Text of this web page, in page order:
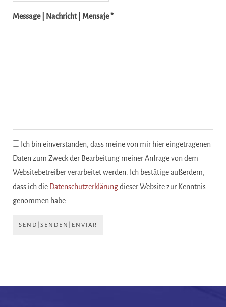
Message | Nachricht | Mensaje *
Ich bin einverstanden, dass meine von mir hier eingetragenen
Daten zum Zweck der Bearbeitung meiner Anfrage von dem
Websitebetreiber verarbeitet werden. Ich bestätige außerdem,
dass ich die Datenschutzerklärungdieser Website zur Kenntnis
genommen habe.
SEND|SENDEN|ENVIAR